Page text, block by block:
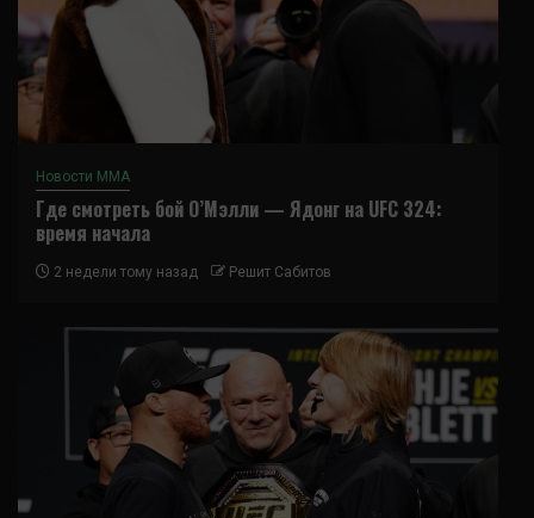
Новости ММА
Где смотреть бой О’Мэлли — Ядонг на UFC 324:
время начала
2 недели тому назад Решит Сабитов